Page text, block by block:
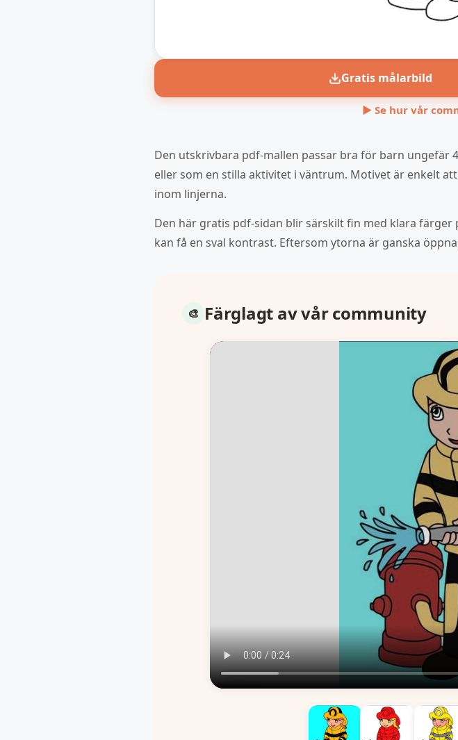
Gratis målarbild
▶ Se hur vår
Den utskrivbara pdf-mallen passar bra för barn ungefär
eller som en stilla aktivitet i väntrum. Motivet är enkelt
inom linjerna.
Den här gratis pdf-sidan blir särskilt fin med klara
kan få en sval kontrast. Eftersom ytorna är ganska
Färglagt av vår community